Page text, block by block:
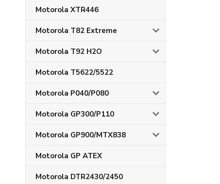
Motorola XTR446
Motorola T82 Extreme
Motorola T92 H2O
Motorola T5622/5522
Motorola P040/P080
Motorola GP300/P110
Motorola GP900/MTX838
Motorola GP ATEX
Motorola DTR2430/2450